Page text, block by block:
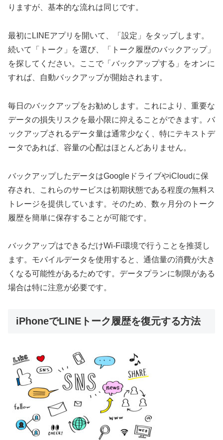
りますが、基本的な流れは同じです。
最初にLINEアプリを開いて、「設定」をタップします。
続いて「トーク」を選び、「トーク履歴のバックアップ」
を探してください。ここで「バックアップする」をオンに
すれば、自動バックアップが開始されます。
毎日のバックアップをお勧めします。これにより、重要な
データの損失リスクを最小限に抑えることができます。バ
ックアップされるデータ量は通常少なく、特にテキストデ
ータであれば、容量の心配はほとんどありません。
バックアップしたデータはGoogleドライブやiCloudに保
存され、これらのサービスは初期状態である程度の無料ス
トレージを提供しています。そのため、数ヶ月分のトーク
履歴を簡単に保存することが可能です。
バックアップはできるだけWi-Fi環境で行うことを推奨し
ます。モバイルデータを使用すると、通信量の消費が大き
くなる可能性があるためです。データプランに制限がある
場合は特に注意が必要です。
iPhoneでLINEトーク履歴を復元する方法